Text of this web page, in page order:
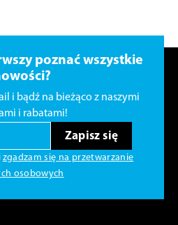
poznać wszystkie
i bądź na bieżąco z naszymi
i rabatami!
Zapisz się
zgadzam się na przetwarzanie
osobowych